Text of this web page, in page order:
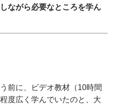
ながら必要なところを学ん
前に、ビデオ教材（10時間
度広く学んでいたのと、大